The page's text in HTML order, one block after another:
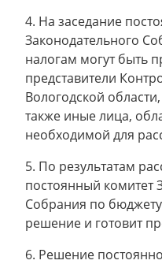
4. На заседание
Законодательного
налогам могут быть
представители
Вологодской
также иные лица,
необходимой для
5. По результатам
постоянный комитет
Собрания по
решение и готовит
6. Решение